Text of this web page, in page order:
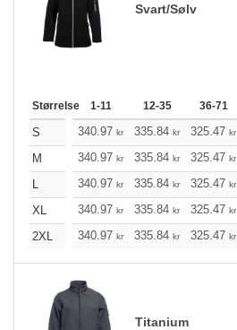
Svart/Sølv
Størrelse 1-11 12-35 36-71
S 340.97 kr 335.84 kr 325.47 kr
M
340.97 kr 335.84 kr 325.47 kr
L
340.97 kr 335.84 kr 325.47 kr
XL
340.97 kr 335.84 kr 325.47 kr
2XL
340.97 kr 335.84 kr 325.47 kr
Titanium